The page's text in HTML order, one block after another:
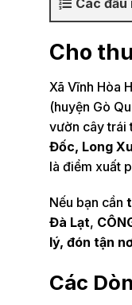
Các đầu
Cho
Xã Vĩnh Hòa
(huyện Gò
vườn cây trái
Đốc, Long
là điểm xuất
Nếu bạn cần
Đà Lạt,
lý, đón tận
Các